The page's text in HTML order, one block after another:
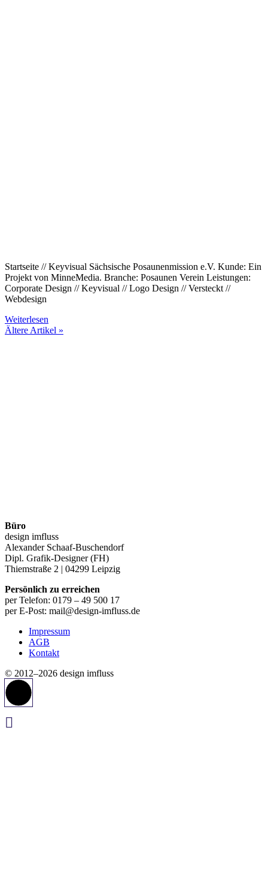
Startseite // Keyvisual Sächsische Posaunenmission e.V. Kunde: Ein
Projekt von MinneMedia. Branche: Posaunen Verein Leistungen:
Corporate Design // Keyvisual // Logo Design // Versteckt //
Webdesign
Weiterlesen
Ältere Artikel »
Büro
design imfluss
Alexander Schaaf-Buschendorf
Dipl. Grafik-Designer (FH)
Thiemstraße 2 | 04299 Leipzig
Persönlich zu erreichen
per Telefon: 0179 – 49 500 17
per E-Post: mail@design-imfluss.de
Impressum
AGB
Kontakt
© 2012–2026 design imfluss